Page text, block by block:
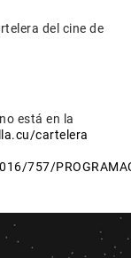
del cine de
está en la
cartelera
757/